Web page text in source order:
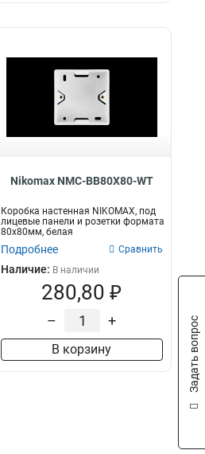
Nikomax NMC-BB80X80-WT
Коробка настенная NIKOMAX, под
лицевые панели и розетки формата
80х80мм, белая
Подробнее Сравнить
Наличие: В наличии
280,80 ₽
– +
В корзину Задать вопрос